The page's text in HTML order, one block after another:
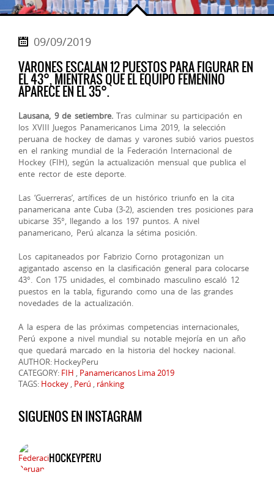
09/09/2019
VARONES ESCALAN 12 PUESTOS PARA FIGURAR EN
EL 43°, MIENTRAS QUE EL EQUIPO FEMENINO
APARECE EN EL 35°.
Lausana, 9 de setiembre.Tras culminar su participación en
los XVIII Juegos Panamericanos Lima 2019, la selección
peruana de hockey de damas y varones subió varios puestos
en el ranking mundial de la Federación Internacional de
Hockey (FIH), según la actualización mensual que publica el
ente rector de este deporte.
Las ‘Guerreras’, artífices de un histórico triunfo en la cita
panamericana ante Cuba (3-2), ascienden tres posiciones para
ubicarse 35°, llegando a los 197 puntos. A nivel
panamericano, Perú alcanza la sétima posición.
Los capitaneados por Fabrizio Corno protagonizan un
agigantado ascenso en la clasificación general para colocarse
43°. Con 175 unidades, el combinado masculino escaló 12
puestos en la tabla, figurando como una de las grandes
novedades de la actualización.
A la espera de las próximas competencias internacionales,
Perú expone a nivel mundial su notable mejoría en un año
que quedará marcado en la historia del hockey nacional.
AUTHOR: HockeyPeru
CATEGORY: FIH , Panamericanos Lima 2019
TAGS: Hockey , Perú , ránking
SIGUENOS EN INSTAGRAM
HOCKEYPERU